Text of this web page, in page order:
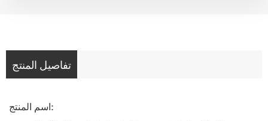
تفاصيل المنتج
اسم المنتج: